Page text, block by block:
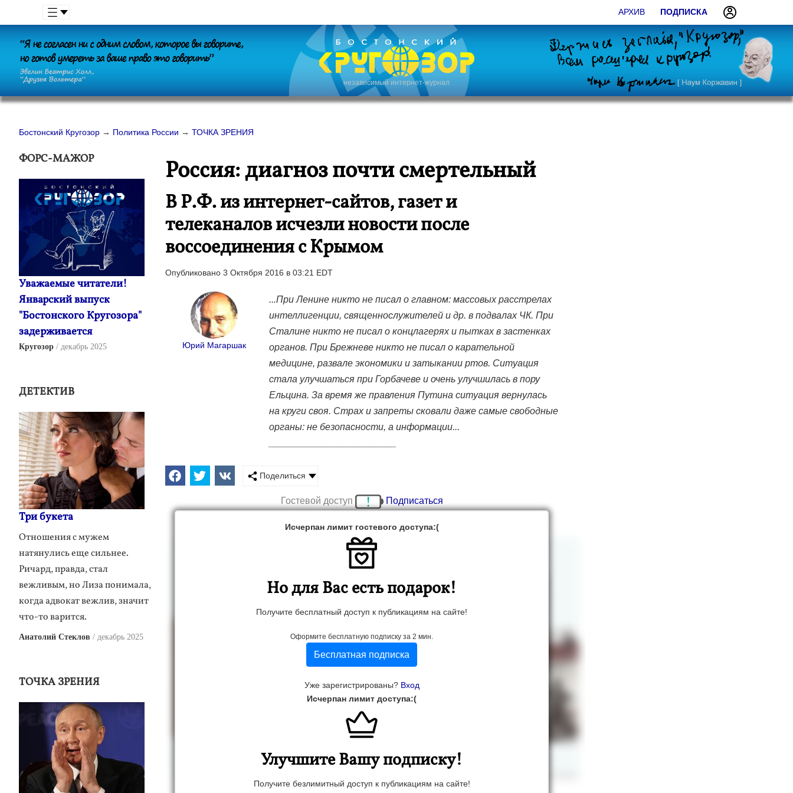
АРХИВ ПОДПИСКА
независимый интернет-журнал
Бостонский Кругозор → Политика России → ТОЧКА ЗРЕНИЯ
Россия: диагноз почти смертельный
В Р.Ф. из интернет-сайтов, газет и
телеканалов исчезли новости после
воссоединения с Крымом
Опубликовано 3 Октября 2016 в 03:21 EDT
Юрий Магаршак
...При Ленине никто не писал о главном: массовых расстрелах
интеллигенции, священнослужителей и др. в подвалах ЧК. При
Сталине никто не писал о концлагерях и пытках в застенках
органов. При Брежневе никто не писал о карательной
медицине, развале экономики и затыкании ртов. Ситуация
стала улучшаться при Горбачеве и очень улучшилась в пору
Ельцина. За время же правления Путина ситуация вернулась
на круги своя. Страх и запреты сковали даже самые свободные
органы: не безопасности, а информации...
Поделиться
Гостевой доступ Подписаться
Исчерпан лимит гостевого доступа:(
Но для Вас есть подарок!
Получите бесплатный доступ к публикациям на сайте!
Оформите бесплатную подписку за 2 мин.
Бесплатная подписка
Уже зарегистрированы? Вход
Исчерпан лимит доступа:(
Улучшите Вашу подписку!
Получите безлимитный доступ к публикациям на сайте!
ФОРС-МАЖОР
Уважаемые читатели!
Январский выпуск
"Бостонского Кругозора"
задерживается
Кругозор декабрь 2025
ДЕТЕКТИВ
Три букета
Отношения с мужем
натянулись еще сильнее.
Ричард, правда, стал
вежливым, но Лиза понимала,
когда адвокат вежлив, значит
что-то варится.
Анатолий Стеклов декабрь 2025
ТОЧКА ЗРЕНИЯ